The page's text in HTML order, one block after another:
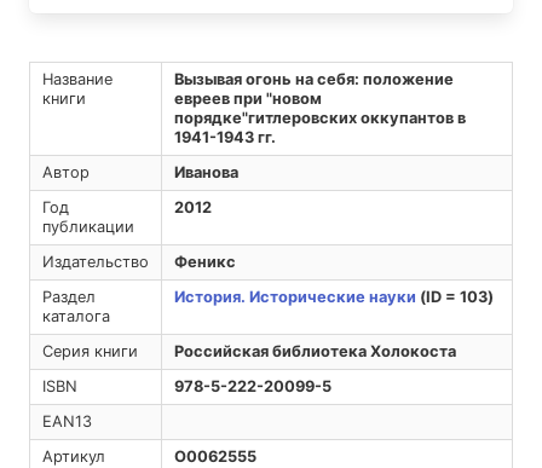
Название
книги
Вызывая огонь на себя: положение
евреев при "новом
порядке"гитлеровских оккупантов в
1941-1943 гг.
Автор
Иванова
Год
публикации
2012
Издательство
Феникс
Раздел
каталога
История. Исторические науки (ID = 103)
Серия книги
Российская библиотека Холокоста
ISBN
978-5-222-20099-5
EAN13
Артикул
O0062555